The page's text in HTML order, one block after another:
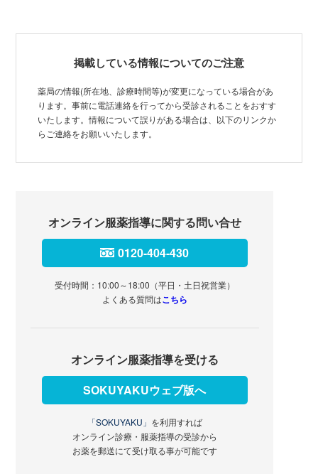
掲載している情報についてのご注意
薬局の情報(所在地、診療時間等)が変更になっている場合があ
ります。事前に電話連絡を行ってから受診されることをおすす
いたします。情報について誤りがある場合は、以下のリンクか
らご連絡をお願いいたします。
オンライン服薬指導に関する問い合せ
0120-404-430
受付時間：10:00～18:00（平日・土日祝営業）
よくある質問はこちら
オンライン服薬指導を受ける
SOKUYAKUウェブ版へ
「SOKUYAKU」 を利用すれば
オンライン診療・服薬指導の受診から
お薬を郵送にて受け取る事が可能です